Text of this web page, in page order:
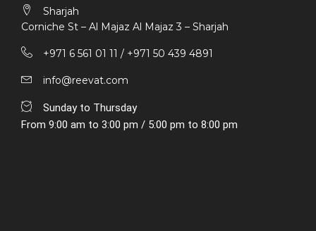
Sharjah
Corniche St – Al Majaz Al Majaz 3 – Sharjah
+971 6 561 01 11 / ‎+971 50 439 4891
info@reevat.com
Sunday to Thursday
From 9:00 am to 3:00 pm / 5:00 pm to 8:00 pm